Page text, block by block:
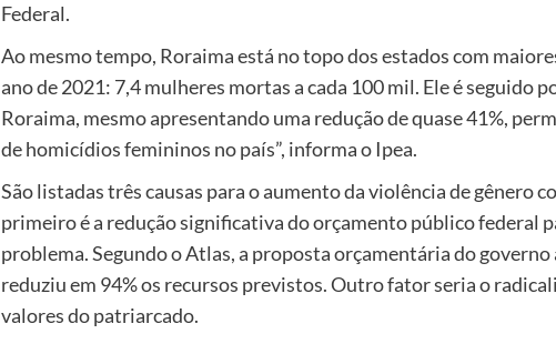
Federal.
Ao mesmo tempo, Roraima está no topo dos estados com
ano de 2021: 7,4 mulheres mortas a cada 100 mil. Ele é seguido
Roraima, mesmo apresentando uma redução de quase 41%,
de homicídios femininos no país”, informa o Ipea.
São listadas três causas para o aumento da violência de gênero
primeiro é a redução significativa do orçamento público federal
problema. Segundo o Atlas, a proposta orçamentária do
reduziu em 94% os recursos previstos. Outro fator seria o
valores do patriarcado.